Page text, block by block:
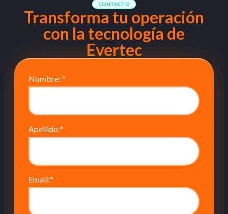
CONTACTO
Transforma tu operación
con la tecnología de
Evertec
Nombre: *
Apellido:*
Email:*